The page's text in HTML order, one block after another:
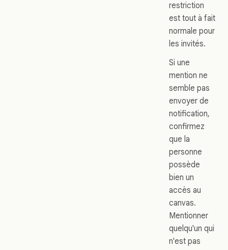
restriction
est tout à fait
normale pour
les invités.
Si une
mention ne
semble pas
envoyer de
notification,
confirmez
que la
personne
possède
bien un
accès au
canvas.
Mentionner
quelqu'un qui
n'est pas